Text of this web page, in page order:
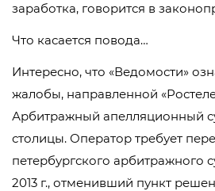
заработка, говорится в
Что касается повода…
Интересно, что «Ведомости»
жалобы, направленной
Арбитражный апелляционный
столицы. Оператор требует
петербургского арбитражного
2013 г., отменивший пункт